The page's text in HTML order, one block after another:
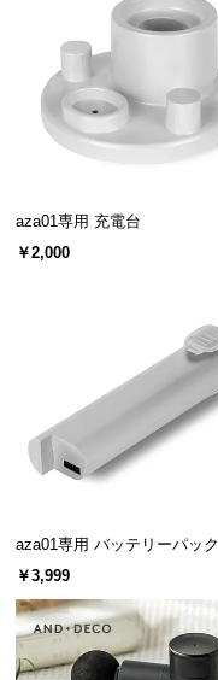
aza01専用 充電台
￥2,000
aza01専用 バッテリーパック
￥3,999